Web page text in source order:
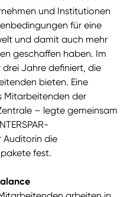
und Institutionen
für eine
und damit auch mehr
geschaffen haben. Im
Jahre definiert, die
bieten. Eine
Mitarbeitenden der
– legte gemeinsam
Auditorin die
fest.